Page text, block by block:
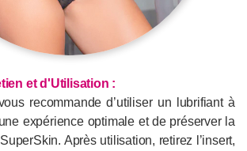
et d'Utilisation :
recommande d’utiliser un lubrifiant à
expérience optimale et de préserver la
Après utilisation, retirez l’insert,